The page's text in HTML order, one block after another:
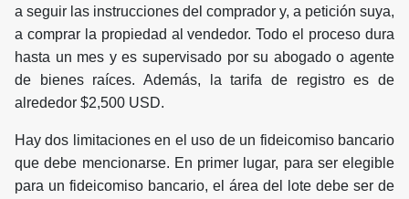
a seguir las instrucciones del comprador y, a petición suya,
a comprar la propiedad al vendedor. Todo el proceso dura
hasta un mes y es supervisado por su abogado o agente
de bienes raíces. Además, la tarifa de registro es de
alrededor $2,500 USD.
Hay dos limitaciones en el uso de un fideicomiso bancario
que debe mencionarse. En primer lugar, para ser elegible
para un fideicomiso bancario, el área del lote debe ser de